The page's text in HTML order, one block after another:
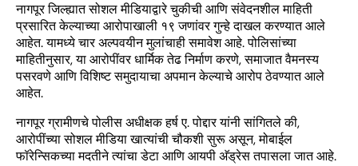
नागपूर जिल्ह्यात सोशल मीडियाद्वारे चुकीची आणि संवेदनशील माहिती
प्रसारित केल्याच्या आरोपाखाली १९ जणांवर गुन्हे दाखल करण्यात आले
आहेत. यामध्ये चार अल्पवयीन मुलांचाही समावेश आहे. पोलिसांच्या
माहितीनुसार, या आरोपींवर धार्मिक तेढ निर्माण करणे, समाजात वैमनस्य
पसरवणे आणि विशिष्ट समुदायाचा अपमान केल्याचे आरोप ठेवण्यात आले
आहेत.
नागपूर ग्रामीणचे पोलीस अधीक्षक हर्ष ए. पोद्दार यांनी सांगितले की,
आरोपींच्या सोशल मीडिया खात्यांची चौकशी सुरू असून, मोबाईल
फॉरेन्सिकच्या मदतीने त्यांचा डेटा आणि आयपी अ‍ॅड्रेस तपासला जात आहे.